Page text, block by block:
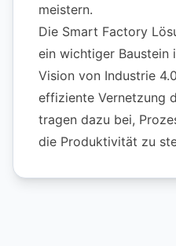
meistern.
Die Smart Factory
ein wichtiger Baustein
Vision von Industrie
effiziente Vernetzung
tragen dazu bei,
die Produktivität zu